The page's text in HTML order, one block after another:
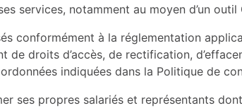
services, notamment au moyen d’un outil
conformément à la réglementation
de droits d’accès, de rectification,
indiquées dans la Politique de
ses propres salariés et représentants